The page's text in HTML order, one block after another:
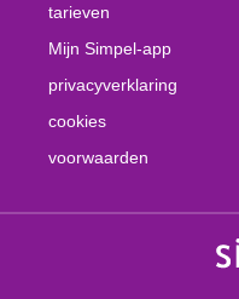
tarieven
Mijn Simpel-app
privacyverklaring
cookies
voorwaarden